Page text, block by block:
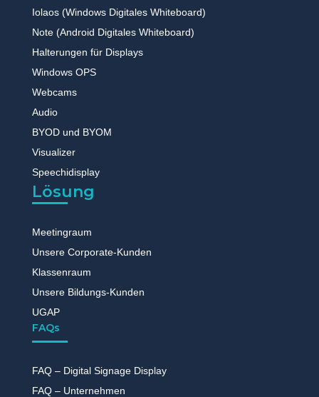
Iolaos (Windows Digitales Whiteboard)
Note (Android Digitales Whiteboard)
Halterungen für Displays
Windows OPS
Webcams
Audio
BYOD und BYOM
Visualizer
Speechidisplay
Lösung
Meetingraum
Unsere Corporate-Kunden
Klassenraum
Unsere Bildungs-Kunden
UGAP
FAQs
FAQ – Digital Signage Display
FAQ – Unternehmen